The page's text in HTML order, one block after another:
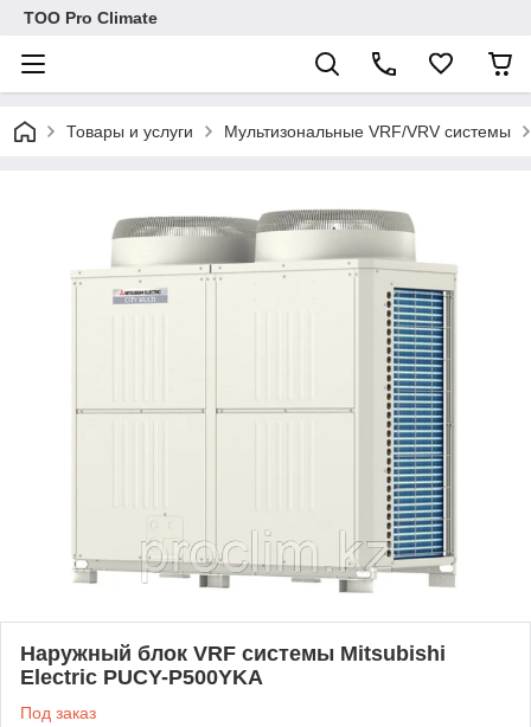
ТОО Pro Climate
Товары и услуги Мультизональные VRF/VRV системы
Наружный блок VRF системы Mitsubishi
Electric PUCY-P500YKA
Под заказ